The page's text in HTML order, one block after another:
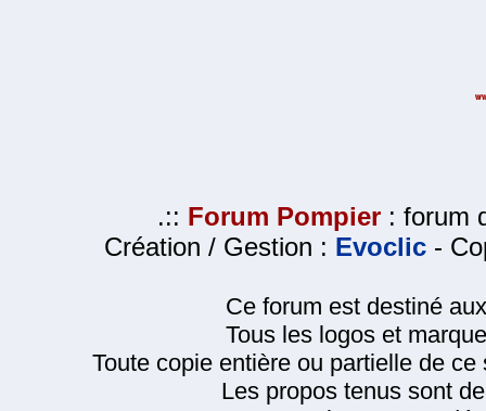
.:: Forum Pompier : forum
Création / Gestion : Evoclic -
Ce forum est destiné
Tous les logos et
Toute copie entière ou partielle de
Les propos tenus sont